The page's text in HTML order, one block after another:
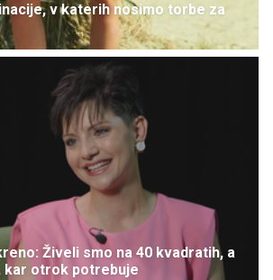
v katerih nosimo torbe za
Živeli smo na 40 kvadratih, a
kar otrok potrebuje